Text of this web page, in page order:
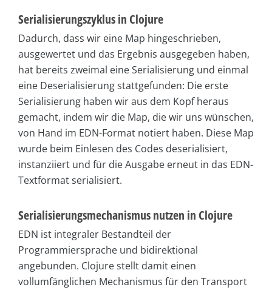
Serialisierungszyklus in Clojure
Dadurch, dass wir eine Map hingeschrieben,
ausgewertet und das Ergebnis ausgegeben haben,
hat bereits zweimal eine Serialisierung und einmal
eine Deserialisierung stattgefunden: Die erste
Serialisierung haben wir aus dem Kopf heraus
gemacht, indem wir die Map, die wir uns wünschen,
von Hand im EDN-Format notiert haben. Diese Map
wurde beim Einlesen des Codes deserialisiert,
instanziiert und für die Ausgabe erneut in das EDN-
Textformat serialisiert.
Serialisierungsmechanismus nutzen in Clojure
EDN ist integraler Bestandteil der
Programmiersprache und bidirektional
angebunden. Clojure stellt damit einen
vollumfänglichen Mechanismus für den Transport